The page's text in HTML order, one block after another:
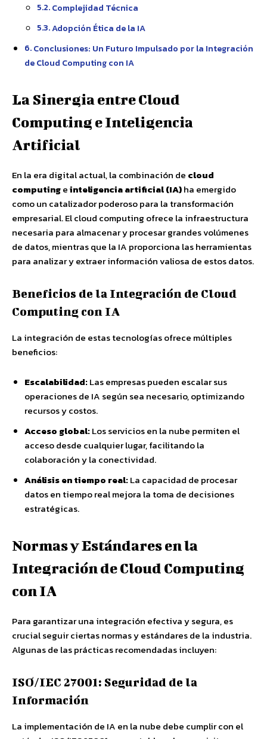
Complejidad Técnica
Adopción Ética de la IA
Conclusiones: Un Futuro Impulsado por la Integración
de Cloud Computing con IA
La Sinergia entre Cloud
Computing e Inteligencia
Artificial
En la era digital actual, la combinación de cloud
computingeinteligencia artificial (IA)ha emergido
como un catalizador poderoso para la transformación
empresarial. El cloud computing ofrece la infraestructura
necesaria para almacenar y procesar grandes volúmenes
de datos, mientras que la IA proporciona las herramientas
para analizar y extraer información valiosa de estos datos.
Beneficios de la Integración de Cloud
Computing con IA
La integración de estas tecnologías ofrece múltiples
beneficios:
Escalabilidad:Las empresas pueden escalar sus
operaciones de IA según sea necesario, optimizando
recursos y costos.
Acceso global:Los servicios en la nube permiten el
acceso desde cualquier lugar, facilitando la
colaboración y la conectividad.
Análisis en tiempo real:La capacidad de procesar
datos en tiempo real mejora la toma de decisiones
estratégicas.
Normas y Estándares en la
Integración de Cloud Computing
con IA
Para garantizar una integración efectiva y segura, es
crucial seguir ciertas normas y estándares de la industria.
Algunas de las prácticas recomendadas incluyen:
ISO/IEC 27001: Seguridad de la
Información
La implementación de IA en la nube debe cumplir con el